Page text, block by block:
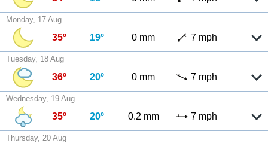
Monday, 17 Aug
35º 19º 0 mm 7 mph
Tuesday, 18 Aug
36º 20º 0 mm 7 mph
Wednesday, 19 Aug
35º 20º 0.2 mm 7 mph
Thursday, 20 Aug